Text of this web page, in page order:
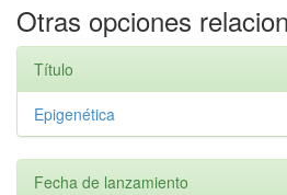
Otras opciones
Título
Epigenética
Fecha de lanzamiento